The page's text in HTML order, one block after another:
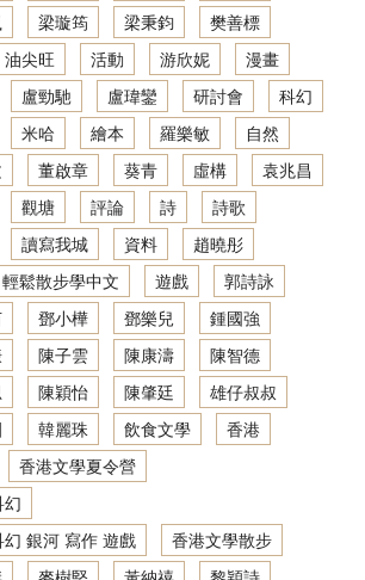
梁璇筠 梁秉鈞
樊善標
油尖旺 活動 游欣妮
漫畫
盧勁馳 盧瑋鑾 研討會
科幻
米哈 繪本 羅樂敏
自然
董啟章 葵青 虛構
袁兆昌
觀塘 評論 詩
詩歌
讀寫我城 資料
趙曉彤
輕鬆散步學中文 遊戲
郭詩詠
鄧小樺 鄧樂兒
鍾國強
陳子雲 陳康濤
陳智德
陳穎怡 陳肇廷
雄仔叔叔
韓麗珠 飲食文學
香港
香港文學夏令營
銀河 寫作 遊戲
香港文學散步